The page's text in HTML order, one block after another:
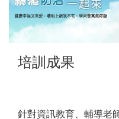
培訓成果
針對資訊教育、輔導老